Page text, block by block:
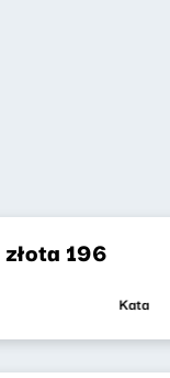
196
Katarzyna